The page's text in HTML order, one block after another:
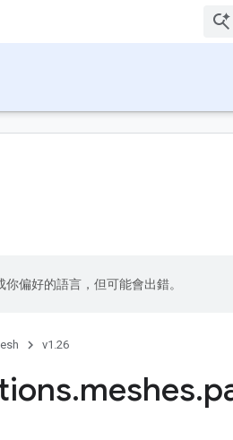
偏好的語言，但可能會出錯。
v1.26
.meshes.